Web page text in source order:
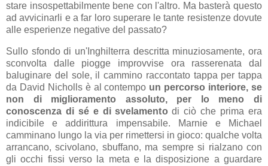
stare insospettabilmente bene con l'altro. Ma basterà questo
ad avvicinarli e a far loro superare le tante resistenze dovute
alle esperienze negative del passato?
Sullo sfondo di un'Inghilterra descritta minuziosamente, ora
sconvolta dalle piogge improvvise ora rasserenata dal
baluginare del sole, il cammino raccontato tappa per tappa
da David Nicholls è al contempo un percorso interiore, se
non di miglioramento assoluto, per lo meno di
conoscenza di sé e di svelamento di ciò che prima era
indicibile e addirittura impensabile. Marnie e Michael
camminano lungo la via per rimettersi in gioco: qualche volta
arrancano, scivolano, sbuffano, ma sempre si rialzano con
gli occhi fissi verso la meta e la disposizione a guardare